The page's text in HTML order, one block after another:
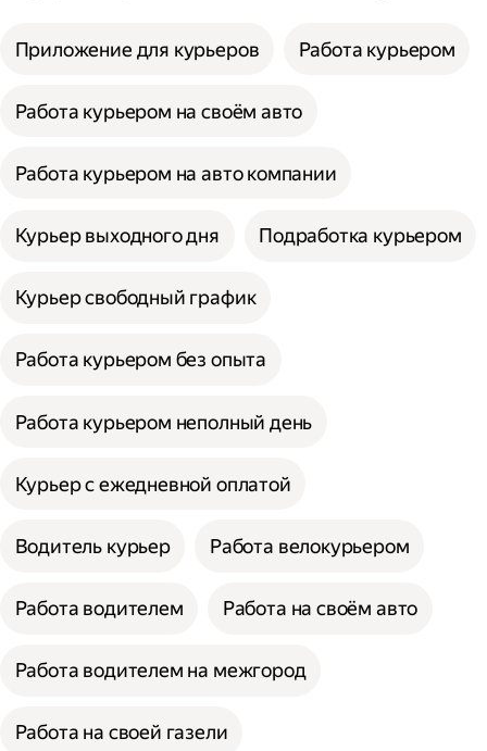
Приложение для курьеров Работа курьером
Работа курьером на своём авто
Работа курьером на авто компании
Курьер выходного дня Подработка курьером
Курьер свободный график
Работа курьером без опыта
Работа курьером неполный день
Курьер с ежедневной оплатой
Водитель курьер Работа велокурьером
Работа водителем Работа на своём авто
Работа водителем на межгород
Работа на своей газели